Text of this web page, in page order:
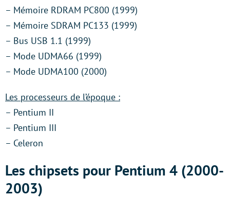
– Mémoire RDRAM PC800 (1999)
– Mémoire SDRAM PC133 (1999)
– Bus USB 1.1 (1999)
– Mode UDMA66 (1999)
– Mode UDMA100 (2000)
Les processeurs de l’époque :
– Pentium II
– Pentium III
– Celeron
Les chipsets pour Pentium 4 (2000-
2003)